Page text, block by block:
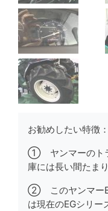
お勧めしたい特徴：
① ヤンマーのトラ
庫には長い間たまり
② このヤンマー
は現在のEGシリー